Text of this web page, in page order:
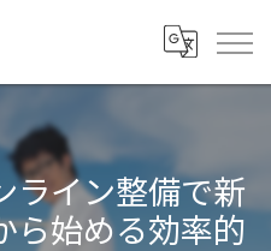
ライン整備で新
ら始める効率的